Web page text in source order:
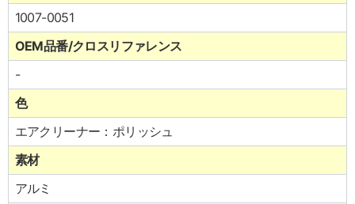
1007-0051
OEM品番/クロスリファレンス
-
色
エアクリーナー：ポリッシュ
素材
アルミ